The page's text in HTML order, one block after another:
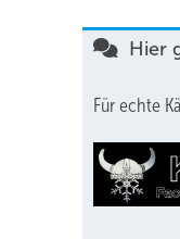
Hier
Für echte